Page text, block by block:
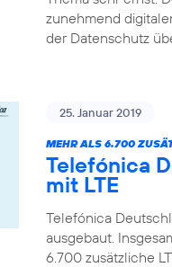
zunehmend
der Datenschutz
25. Januar 2019
MEHR ALS 6.700
Telefónica
mit LTE
Telefónica
ausgebaut.
6.700 zusätzliche